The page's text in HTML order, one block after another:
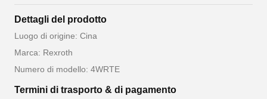
Dettagli del prodotto
Luogo di origine: Cina
Marca: Rexroth
Numero di modello: 4WRTE
Termini di trasporto & di pagamento